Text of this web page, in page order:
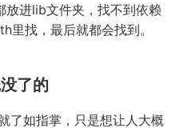
放进lib文件夹，找不到依赖
找，最后就都会找到。
了的
了如指掌，只是想让人大概